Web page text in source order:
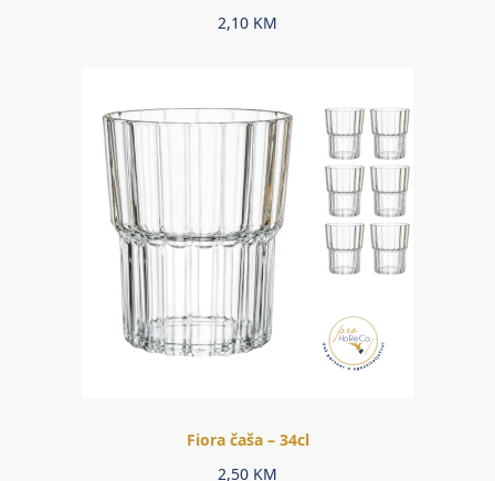
2,10 KM
Fiora čaša – 34cl
2,50 KM